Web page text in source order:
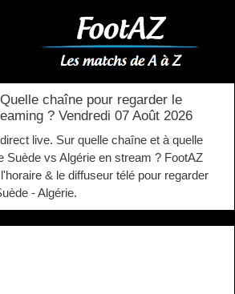
chaîne pour regarder le
? Vendredi 07 Août 2026
live. Sur quelle chaîne et à quelle
Suède vs Algérie en stream ? FootAZ
& le diffuseur télé pour regarder
- Algérie.